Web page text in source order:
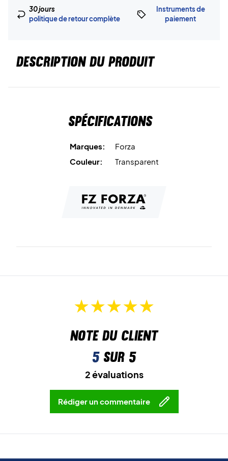
30 jours
politique de retour complète
Instruments de
paiement
DESCRIPTION DU PRODUIT
Spécifications
Marques:
Forza
Couleur:
Transparent
Note du client
5sur 5
2 évaluations
Rédiger un commentaire